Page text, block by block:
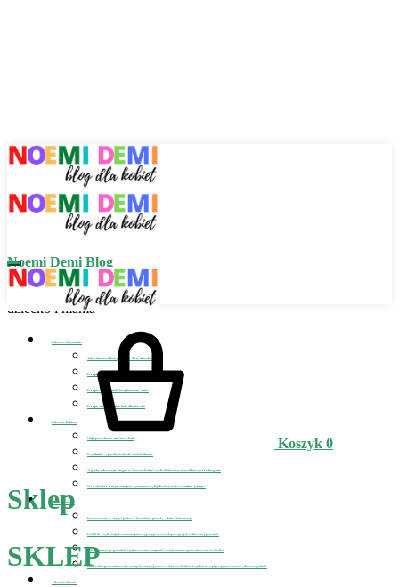
Noemi Demi Blog
Zdrowe odżywianie,
dziecko i mama
Zdrowe odżywianie
Jak jednym trikiem poprawić dietę dziecka?
Przepis na wegańskie bezglutenowe placuszki szpinakowe
Przepis na wegański bezglutenowy omlet
Przepis na wegańskie lody dla dziecka
Zdrowie kobiety
Najlepszy detoks na Nowy Rok
2 szklanki – sposób na detoks i odchudzanie
A gdyby tak zacząć biegać w Nowym Roku? czyli 10 nieoczywistych korzyści z biegania
O co chodzi z tym postem przerywanym czyli jak efektywnie schudnąć jedząc?
Zdrowie mamy
Koronawirus w ciąży i podczas karmienia piersią – dobre informacje
D-MER, czyli kiedy karmienie piersią przyprawia o depresję i jak sobie z nią poradzić
Jak schudnąć po porodzie i jednocześnie uzupełnić zwiększone zapotrzebowanie na białko
Polisa ubezpieczeniowa dla mamy karmiącej oraz w jaki sposób dieta i styl życia wpływają na wartość odżywczą mleka
Zdrowie dziecka
Koszyk 0
Sklep
SKLEP